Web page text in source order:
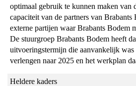
optimaal gebruik te kunnen maken van
capaciteit van de partners van Brabants
externe partijen waar Brabants Bodem
De stuurgroep Brabants Bodem heeft
uitvoeringstermijn die aanvankelijk was
verlengen naar 2025 en het werkplan
Heldere kaders